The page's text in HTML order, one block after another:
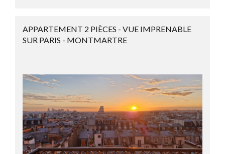
APPARTEMENT 2 PIÈCES - VUE IMPRENABLE
SUR PARIS - MONTMARTRE